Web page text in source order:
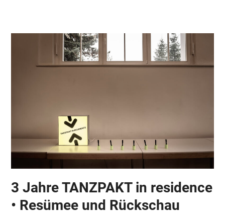
3 Jahre TANZPAKT in residence
• Resümee und Rückschau